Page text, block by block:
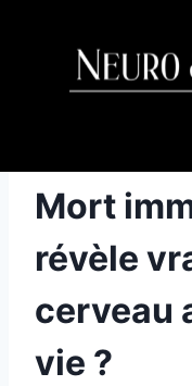
Mort
révèle
cerveau
vie ?